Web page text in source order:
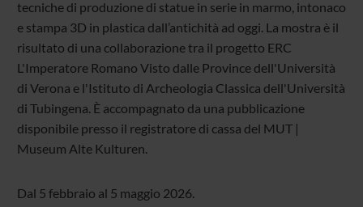
tecniche di produzione di statue in serie in marmo, intonaco
e stampa 3D in plastica dall’antichità ad oggi. La mostra è il
risultato di una collaborazione tra il progetto ERC
L'Imperatore Romano Visto dalle Province dell'Università
di Verona e l'Istituto di Archeologia Classica dell'Università
di Tubingena. È accompagnato da una pubblicazione
disponibile presso il registratore di cassa del MUT |
Museum Alte Kulturen.
Dal 5 febbraio al 5 maggio 2026.